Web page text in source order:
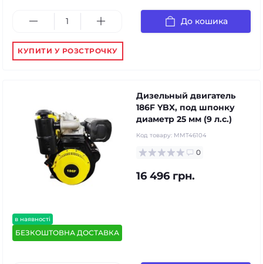
До кошика
КУПИТИ У РОЗСТРОЧКУ
в наявності
БЕЗКОШТОВНА ДОСТАВКА
Дизельный двигатель
186F YBX, под шпонку
диаметр 25 мм (9 л.с.)
Код товару: MMT46104
0
16 496 грн.